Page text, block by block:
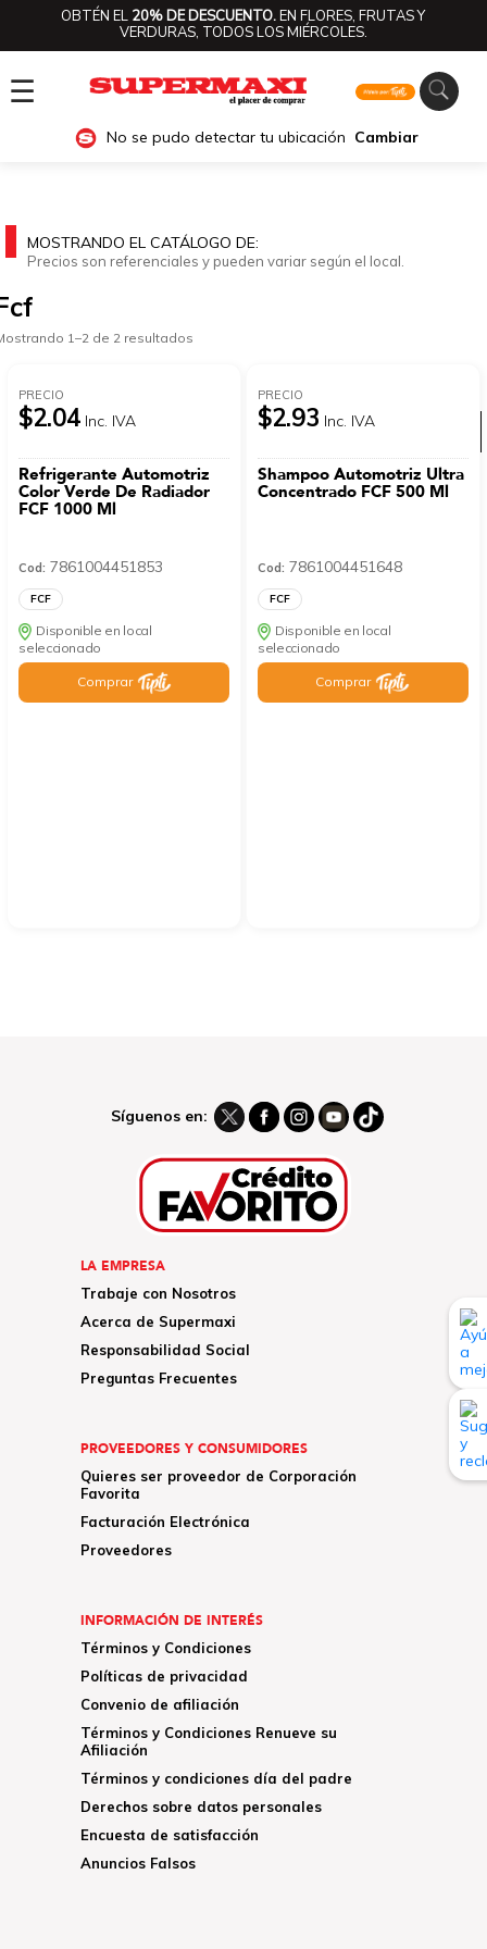
OBTÉN EL 20% DE DESCUENTO.EN FLORES, FRUTAS Y
VERDURAS, TODOS LOS MIÉRCOLES.
☰
No se pudo detectar tu ubicación Cambiar
Ver categorías
MOSTRANDO EL CATÁLOGO DE:
Precios son referenciales y pueden variar según el local.
1–2 de 2 resultados
PRECIO
$2.04 Inc. IVA
Refrigerante Automotriz
Color Verde De Radiador
FCF 1000 Ml
Cod: 7861004451853
FCF
Disponible en local
seleccionado
Comprar
PRECIO
$2.93 Inc. IVA
Shampoo Automotriz Ultra
Concentrado FCF 500 Ml
Cod: 7861004451648
FCF
Disponible en local
seleccionado
Comprar
Síguenos en:
LA EMPRESA
Trabaje con Nosotros
Acerca de Supermaxi
Responsabilidad Social
Preguntas Frecuentes
PROVEEDORES Y CONSUMIDORES
Quieres ser proveedor de Corporación
Favorita
Facturación Electrónica
Proveedores
INFORMACIÓN DE INTERÉS
Términos y Condiciones
Políticas de privacidad
Convenio de afiliación
Términos y Condiciones Renueve su
Afiliación
Términos y condiciones día del padre
Derechos sobre datos personales
Encuesta de satisfacción
Anuncios Falsos